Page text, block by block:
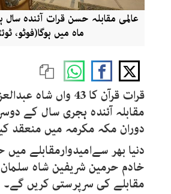
عالمی مقابلہ حسن قرات آئندہ
ماہ میں ہوگا(فوٹو،
قرات قرآن کا 43 واں
مقابلہ آئندہ ہجری سال کے
دوران مکہ مکرمہ میں منعقد
دنیا بھر سےامیدوارمقابلے
خادم حرمین شریفین شاہ سلمان
مقابلے کی سرپرستی کریں گے۔